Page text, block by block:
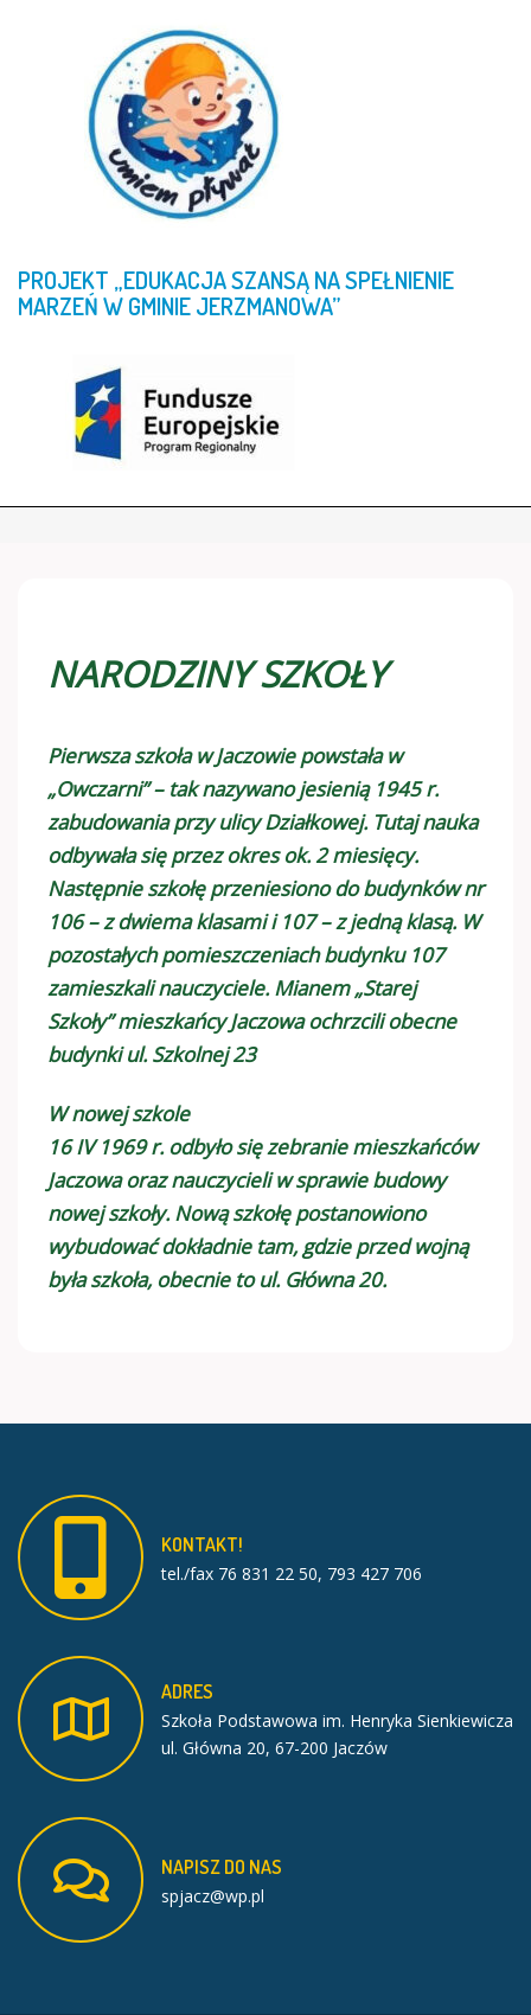
PROJEKT „EDUKACJASZANSĄNASPEŁNIENIE
MARZEŃWGMINIEJERZMANOWA”
NARODZINY SZKOŁY
Pierwsza szkoła w Jaczowie powstała w
„Owczarni” – tak nazywano jesienią 1945 r.
zabudowania przy ulicy Działkowej. Tutaj nauka
odbywała się przez okres ok. 2 miesięcy.
Następnie szkołę przeniesiono do budynków nr
106 – z dwiema klasami i 107 – z jedną klasą. W
pozostałych pomieszczeniach budynku 107
zamieszkali nauczyciele. Mianem „Starej
Szkoły” mieszkańcy Jaczowa ochrzcili obecne
budynki ul. Szkolnej 23
W nowej szkole
16 IV 1969 r. odbyło się zebranie mieszkańców
Jaczowa oraz nauczycieli w sprawie budowy
nowej szkoły. Nową szkołę postanowiono
wybudować dokładnie tam, gdzie przed wojną
była szkoła, obecnie to ul. Główna 20.
KONTAKT!
tel./fax 76 831 22 50, 793 427 706
ADRES
Szkoła Podstawowa im. Henryka Sienkiewicza
ul. Główna 20, 67-200 Jaczów
NAPISZDO NAS
spjacz@wp.pl